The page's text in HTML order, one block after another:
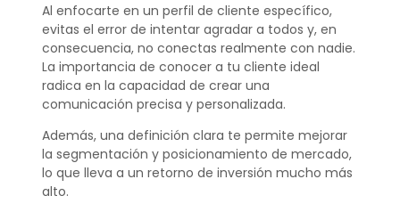
Al enfocarte en un perfil de cliente específico,
evitas el error de intentar agradar a todos y, en
consecuencia, no conectas realmente con nadie.
La importancia de conocer a tu cliente ideal
radica en la capacidad de crear una
comunicación precisa y personalizada.
Además, una definición clara te permite mejorar
la segmentación y posicionamiento de mercado,
lo que lleva a un retorno de inversión mucho más
alto.